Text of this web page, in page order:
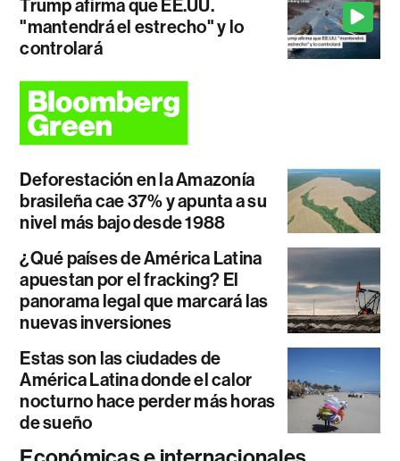
Trump afirma que EE.UU.
"mantendrá el estrecho" y lo
controlará
Deforestación en la Amazonía
brasileña cae 37% y apunta a su
nivel más bajo desde 1988
¿Qué países de América Latina
apuestan por el fracking? El
panorama legal que marcará las
nuevas inversiones
Estas son las ciudades de
América Latina donde el calor
nocturno hace perder más horas
de sueño